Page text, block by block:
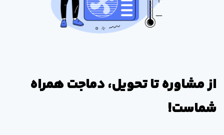
از مشاوره تا تحویل، دماجت همراه
شماست!